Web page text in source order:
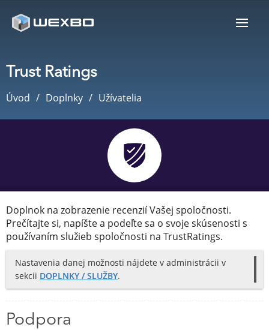
Trust Ratings
Úvod Doplnky Užívatelia
Doplnok na zobrazenie recenzií Vašej spoločnosti.
Prečítajte si, napíšte a podeľte sa o svoje skúsenosti s
používaním služieb spoločnosti na TrustRatings.
Nastavenia danej možnosti nájdete v administrácii v
sekcii DOPLNKY / SLUŽBY.
Podpora